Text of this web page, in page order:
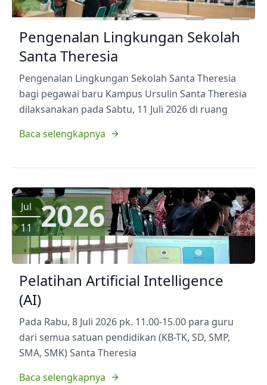
Pengenalan Lingkungan Sekolah
Santa Theresia
Pengenalan Lingkungan Sekolah Santa Theresia
bagi pegawai baru Kampus Ursulin Santa Theresia
dilaksanakan pada Sabtu, 11 Juli 2026 di ruang
Baca selengkapnya
Jul
11 2026
Pelatihan Artificial Intelligence
(AI)
Pada Rabu, 8 Juli 2026 pk. 11.00-15.00 para guru
dari semua satuan pendidikan (KB-TK, SD, SMP,
SMA, SMK) Santa Theresia
Baca selengkapnya